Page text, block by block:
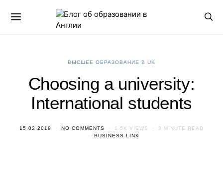
ВЫСШЕЕ ОБРАЗОВАНИЕ В UK
Choosing a university:
International students
15.02.2019 NO COMMENTS 1.5K VIEWS
3 MINUTE READ
BUSINESS LINK